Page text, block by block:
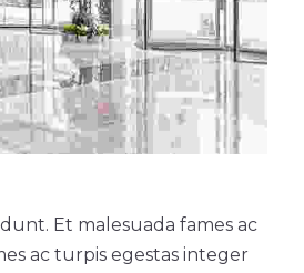
Et malesuada fames ac
ac turpis egestas integer